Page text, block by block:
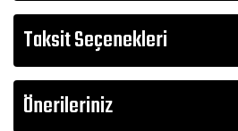
Taksit Seçenekleri
Önerileriniz